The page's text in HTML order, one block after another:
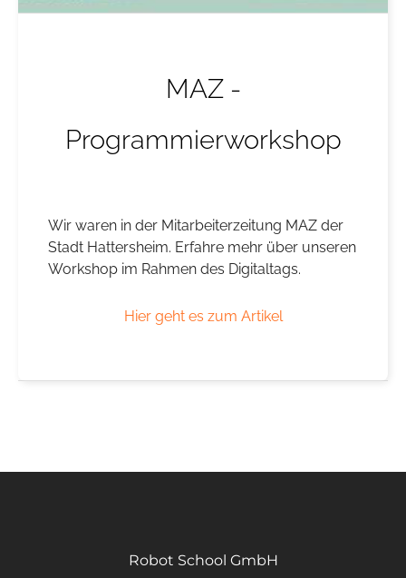
MAZ -
Programmierworkshop
Wir waren in der Mitarbeiterzeitung MAZ der
Stadt Hattersheim. Erfahre mehr über unseren
Workshop im Rahmen des Digitaltags.
Hier geht es zum Artikel
Robot School GmbH